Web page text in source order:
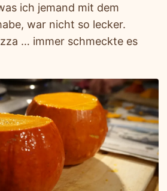
ich jemand mit dem
war nicht so lecker.
… immer schmeckte es